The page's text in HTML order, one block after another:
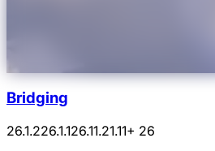
Bridging
26.1.226.1.126.11.21.11+ 26